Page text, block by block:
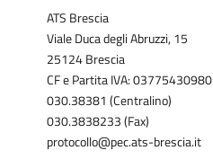
ATS Brescia
Viale Duca degli Abruzzi, 15
25124 Brescia
CF e Partita IVA: 03775430980
030.38381 (Centralino)
030.3838233 (Fax)
protocollo@pec.ats-brescia.it